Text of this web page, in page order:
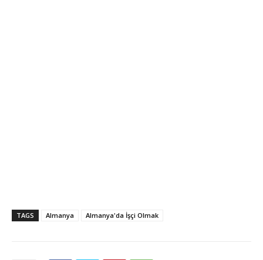
TAGS Almanya Almanya'da İşçi Olmak